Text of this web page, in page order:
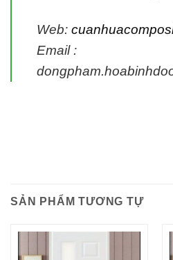
Web:
Email :
SẢN PHẨM TƯƠNG TỰ